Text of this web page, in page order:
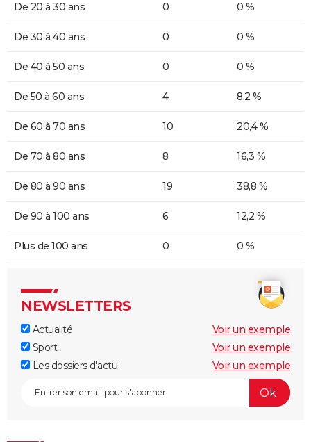
De 20 à 30 ans 0 0 %
De 30 à 40 ans 0 0 %
De 40 à 50 ans 0 0 %
De 50 à 60 ans 4 8,2 %
De 60 à 70 ans 10 20,4 %
De 70 à 80 ans 8 16,3 %
De 80 à 90 ans 19 38,8 %
De 90 à 100 ans 6 12,2 %
Plus de 100 ans 0 0 %
NEWSLETTERS
Actualité
Voir un exemple
Sport
Voir un exemple
Les dossiers d'actu
Voir un exemple